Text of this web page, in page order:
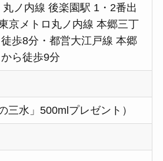
ノ内線 後楽園駅 1・2番出
京メトロ丸ノ内線 本郷三丁
歩8分・都営大江戸線 本郷
ら徒歩9分
三水」500mlプレゼント）